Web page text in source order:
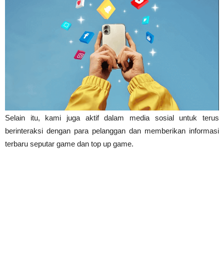
Selain itu, kami juga aktif dalam media sosial untuk terus
berinteraksi dengan para pelanggan dan memberikan informasi
terbaru seputar game dan top up game.